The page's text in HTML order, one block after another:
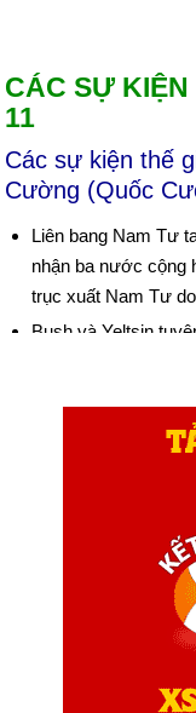
CÁC SỰ
11
Các sự kiện thế
Cường (Quốc
Liên bang Nam Tư
nhận ba nước cộng
trục xuất Nam Tư
Bush và Yeltsin
Quốc (ngày 21 tháng
Tướng Manuel
Quốc hội Nga
Lực lượng Hoa Kỳ
hiện diện của quân
Quốc hội Tiệp
(ngày 25 tháng 11).